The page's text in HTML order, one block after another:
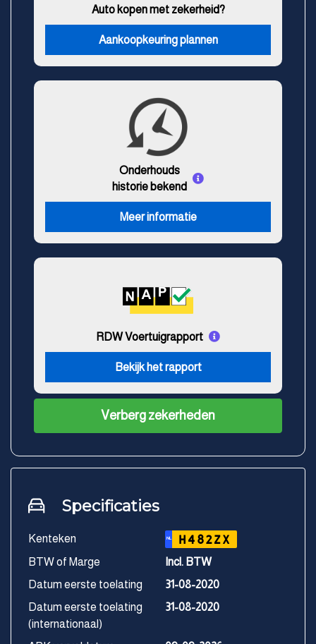
Auto kopen met zekerheid?
Aankoopkeuring plannen
Onderhouds
historie bekend
Meer informatie
RDW Voertuigrapport
Bekijk het rapport
Verberg zekerheden
Specificaties
Kenteken NL H482ZX
BTW of Marge
Incl. BTW
Datum eerste toelating
31-08-2020
Datum eerste toelating
(internationaal)
31-08-2020